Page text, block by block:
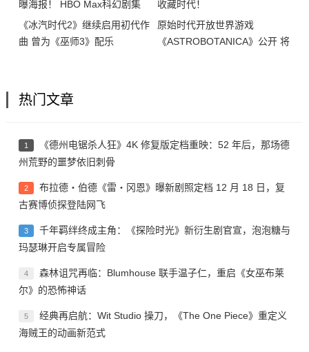
曝海报！ HBO Max科幻剧集
《第11号站》发布正式预告
收藏时代！
《冰汽时代2》继续启用初代作
曲 曾为《巫师3》配乐
原始时代开放世界游戏
《ASTROBOTANICA》公开 将
热门文章
1
《德州电锯杀人狂》4K 修复版定档重映：52 年后，那场德
州荒野的噩梦依旧刺骨
2
布拉德・伯德《雷・冈恩》曝新剧照定档 12 月 18 日，复
古赛博侦探登陆网飞
3
千年羁绊终成主角：《探险时光》新衍生剧官宣，泡泡糖与
玛瑟琳开启专属冒险
4
森林诅咒再临：Blumhouse 联手温子仁，重启《女巫布莱
尔》的恐怖神话
5
经典再启航：Wit Studio 操刀，《The One Piece》重定义
海贼王的动画新范式